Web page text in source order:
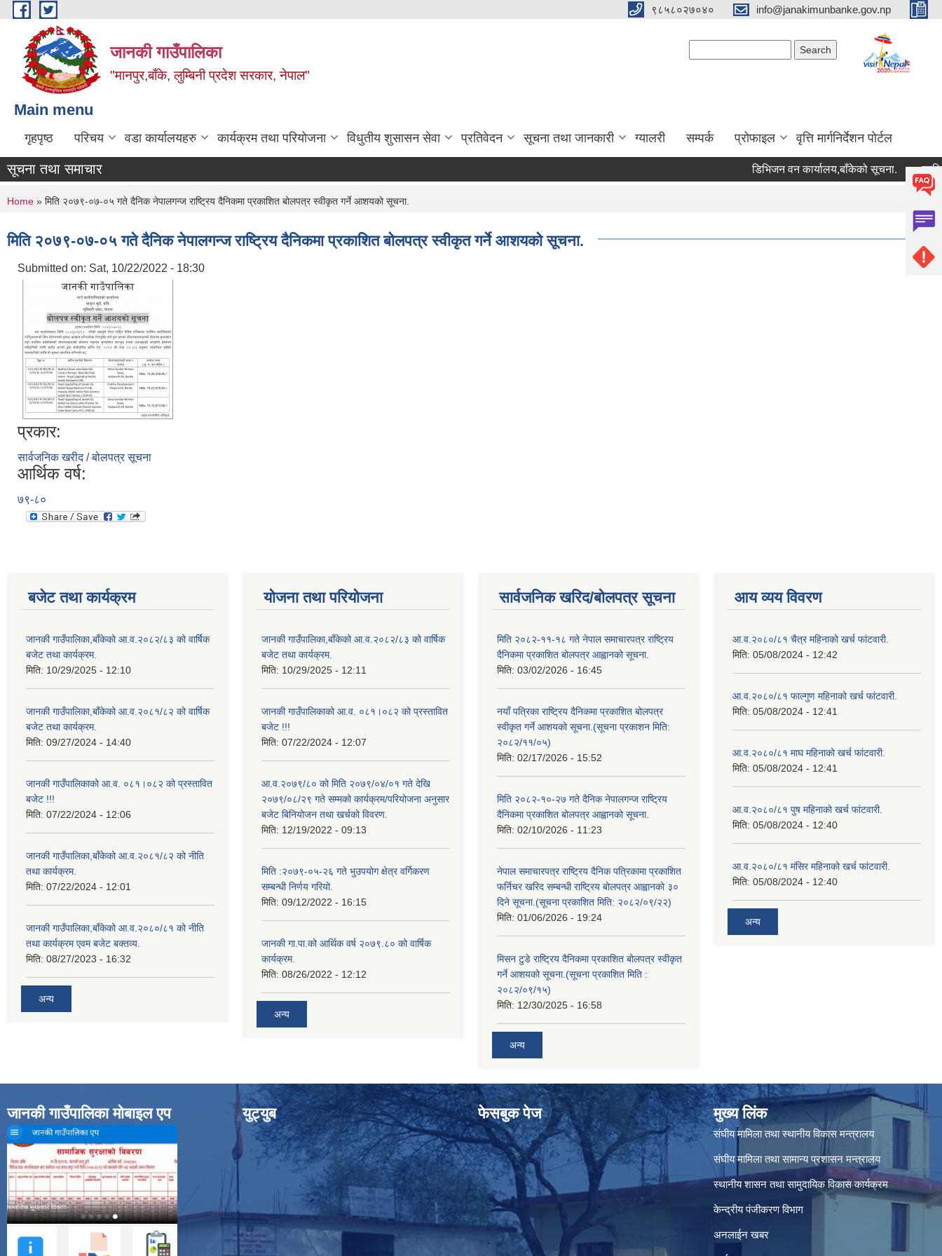
Skip to main content ९८५८०२७०४० info@janakimunbanke.gov.np
जानकी गाउँपालिका
"मानपुर,बाँके, लुम्बिनी प्रदेश सरकार, नेपाल"
Main menu
गृहपृष्ठ परिचय वडा कार्यालयहरु कार्यक्रम तथा परियोजना विधुतीय शुसासन सेवा प्रतिवेदन सूचना तथा जानकारी ग्यालरी सम्पर्क प्रोफाइल वृत्ति मार्गनिर्देशन पोर्टल
सूचना तथा समाचार डिभिजन वन कार्यालय,बाँकेको सूचना.
You are here
Home » मिति २०७९-०७-०५ गते दैनिक नेपालगन्ज राष्ट्रिय दैनिकमा प्रकाशित बोलपत्र स्वीकृत गर्ने आशयको सूचना.
मिति २०७९-०७-०५ गते दैनिक नेपालगन्ज राष्ट्रिय दैनिकमा प्रकाशित बोलपत्र स्वीकृत गर्ने आशयको सूचना.
Submitted on: Sat, 10/22/2022 - 18:30
प्रकार:
सार्वजनिक खरीद / बोलपत्र सूचना
आर्थिक वर्ष:
७९-८०
बजेट तथा कार्यक्रम
जानकी गाउँपालिका,बाँकेको आ.व.२०८२/८३ को वार्षिक
बजेट तथा कार्यक्रम.
मिति: 10/29/2025 - 12:10
जानकी गाउँपालिका,बाँकेको आ.व.२०८१/८२ को वार्षिक
बजेट तथा कार्यक्रम.
मिति: 09/27/2024 - 14:40
जानकी गाउँपालिकाको आ.व. ०८१।०८२ को प्रस्तावित
बजेट !!!
मिति: 07/22/2024 - 12:06
जानकी गाउँपालिका,बाँकेको आ.व.२०८१/८२ को नीति
तथा कार्यक्रम.
मिति: 07/22/2024 - 12:01
जानकी गाउँपालिका,बाँकेको आ.व.२०८०/८१ को नीति
तथा कार्यक्रम एवम बजेट बक्तव्य.
मिति: 08/27/2023 - 16:32
अन्य
योजना तथा परियोजना
जानकी गाउँपालिका,बाँकेको आ.व.२०८२/८३ को वार्षिक
बजेट तथा कार्यक्रम.
मिति: 10/29/2025 - 12:11
जानकी गाउँपालिकाको आ.व. ०८१।०८२ को प्रस्तावित
बजेट !!!
मिति: 07/22/2024 - 12:07
आ.व.२०७९/८० को मिति २०७९/०४/०१ गते देखि
२०७९/०८/२९ गते सम्मको कार्यक्रम/परियोजना अनुसार
बजेट बिनियोजन तथा खर्चको विवरण.
मिति: 12/19/2022 - 09:13
मिति :२०७९-०५-२६ गते भुउपयोग क्षेत्र वर्गिकरण
सम्बन्धी निर्णय गरियो.
मिति: 09/12/2022 - 16:15
जानकी गा.पा.को आर्थिक वर्ष २०७९.८० को वार्षिक
कार्यक्रम.
मिति: 08/26/2022 - 12:12
अन्य
सार्वजनिक खरिद/बोलपत्र सूचना
मिति २०८२-११-१८ गते नेपाल समाचारपत्र राष्ट्रिय
दैनिकमा प्रकाशित बोलपत्र आह्वानको सूचना.
मिति: 03/02/2026 - 16:45
नयाँ पत्रिका राष्ट्रिय दैनिकमा प्रकाशित बोलपत्र
स्वीकृत गर्ने आशयको सूचना.(सूचना प्रकाशन मिति:
२०८२/११/०५)
मिति: 02/17/2026 - 15:52
मिति २०८२-१०-२७ गते दैनिक नेपालगन्ज राष्ट्रिय
दैनिकमा प्रकाशित बोलपत्र आह्वानको सूचना.
मिति: 02/10/2026 - 11:23
नेपाल समाचारपत्र राष्ट्रिय दैनिक पत्रिकामा प्रकाशित
फर्निचर खरिद सम्बन्धी राष्ट्रिय बोलपत्र आह्वानको ३०
दिने सूचना.(सूचना प्रकाशित मिति: २०८२/०९/२२)
मिति: 01/06/2026 - 19:24
मिसन टुडे राष्ट्रिय दैनिकमा प्रकाशित बोलपत्र स्वीकृत
गर्ने आशयको सूचना.(सूचना प्रकाशित मिति :
२०८२/०९/१५)
मिति: 12/30/2025 - 16:58
अन्य
आय व्यय विवरण
आ.व.२०८०/८१ चैत्र महिनाको खर्च फांटवारी.
मिति: 05/08/2024 - 12:42
आ.व.२०८०/८१ फाल्गुण महिनाको खर्च फांटवारी.
मिति: 05/08/2024 - 12:41
आ.व.२०८०/८१ माघ महिनाको खर्च फांटवारी.
मिति: 05/08/2024 - 12:41
आ.व.२०८०/८१ पुष महिनाको खर्च फांटवारी.
मिति: 05/08/2024 - 12:40
आ.व.२०८०/८१ मंसिर महिनाको खर्च फांटवारी.
मिति: 05/08/2024 - 12:40
अन्य
जानकी गाउँपालिका मोबाइल एप युट्युब फेसबुक पेज मुख्य लिंक
संघीय मामिला तथा स्थानीय विकास मन्त्रालय
संघीय मामिला तथा सामान्य प्रशासन मन्त्रालय
स्थानीय शासन तथा सामुदायिक विकास कार्यक्रम
केन्द्रीय पंजीकरण विभाग
अनलाईन खबर